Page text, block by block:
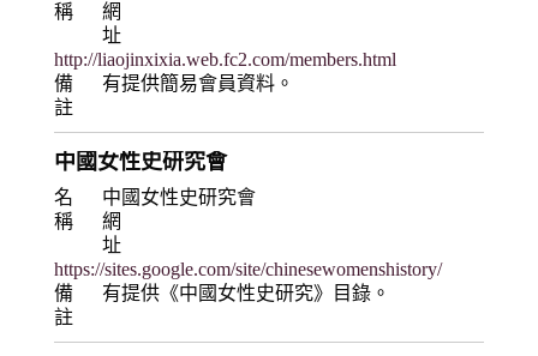
稱
網
址
http://liaojinxixia.web.fc2.com/members.html
備
註
有提供簡易會員資料。
中國女性史研究會
名
稱
中國女性史研究會
網
址
https://sites.google.com/site/chinesewomenshistory/
備
註
有提供《中國女性史研究》目錄。